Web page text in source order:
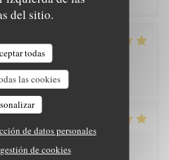
del sitio.
todas
las cookies
de datos personales
de cookies
:5/5 Calidad / Precio
:5/5 Calidad / Precio